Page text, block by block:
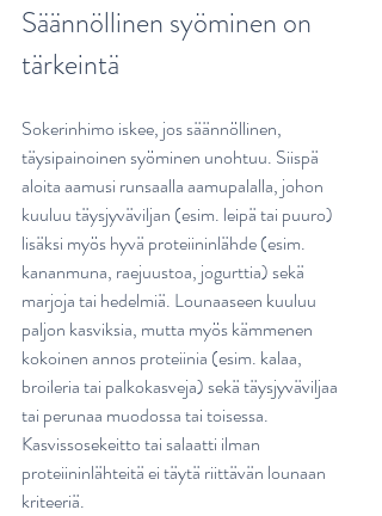
Säännöllinen syöminen on
tärkeintä
Sokerinhimo iskee, jos säännöllinen,
täysipainoinen syöminen unohtuu. Siispä
aloita aamusi runsaalla aamupalalla, johon
kuuluu täysjyväviljan (esim. leipä tai puuro)
lisäksi myös hyvä proteiininlähde (esim.
kananmuna, raejuustoa, jogurttia) sekä
marjoja tai hedelmiä. Lounaaseen kuuluu
paljon kasviksia, mutta myös kämmenen
kokoinen annos proteiinia (esim. kalaa,
broileria tai palkokasveja) sekä täysjyväviljaa
tai perunaa muodossa tai toisessa.
Kasvissosekeitto tai salaatti ilman
proteiininlähteitä ei täytä riittävän lounaan
kriteeriä.